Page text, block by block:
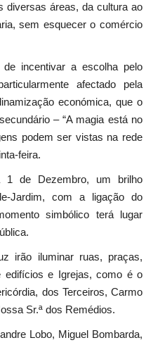
diversas áreas, da cultura ao
sem esquecer o comércio
incentivar a escolha pelo
afectado pela
económica, que o
– “A magia está no
podem ser vistas na rede
feira.
1 de Dezembro, um brilho
Jardim, com a ligação do
simbólico terá lugar
irão iluminar ruas, praças,
edifícios e Igrejas, como é o
dos Terceiros, Carmo
Sr.ª dos Remédios.
Lobo, Miguel Bombarda,